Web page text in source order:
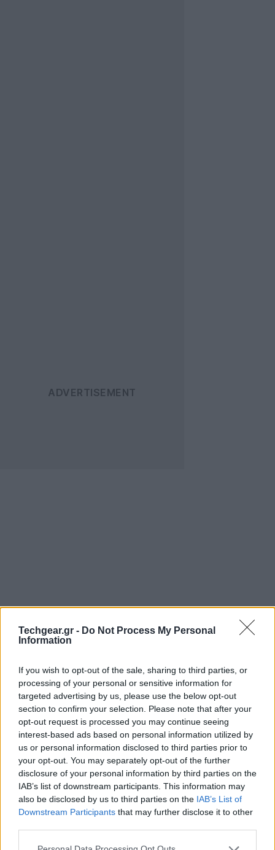
Techgear.gr - Do Not Process My Personal
Information
If you wish to opt-out of the sale, sharing to third parties, or
processing of your personal or sensitive information for
targeted advertising by us, please use the below opt-out
section to confirm your selection. Please note that after your
opt-out request is processed you may continue seeing
interest-based ads based on personal information utilized by
us or personal information disclosed to third parties prior to
your opt-out. You may separately opt-out of the further
disclosure of your personal information by third parties on the
IAB’s list of downstream participants. This information may
also be disclosed by us to third parties on the IAB’s List of
Downstream Participants that may further disclose it to other
Please note that this website/app uses one or more Google
H Ευρωπαϊκή Ένωση επέβαλλε σήμερα πρόστιμο 561
εκατομμυρίων ευρώ στηνMicrosoftσχετικά με
παραβίαση του συμφώνου περί ανταγωνιστικότητας
στο Windows 7 Service Pack 1. Η Microsoft έπρεπε να
παρέχει στον χρήστη την επιλογή να θέσει ως
προεπιλογή οποιοδήποτε browser αντί να προσφέρει η